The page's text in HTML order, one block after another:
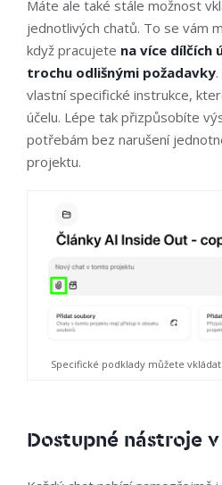
Máte ale také stále možnost
jednotlivých chatů. To se vám
když pracujete na více dílčích
trochu odlišnými požadavky
vlastní specifické instrukce,
účelu. Lépe tak přizpůsobíte
potřebám bez narušení
projektu.
Specifické podklady můžete
Dostupné nástroje